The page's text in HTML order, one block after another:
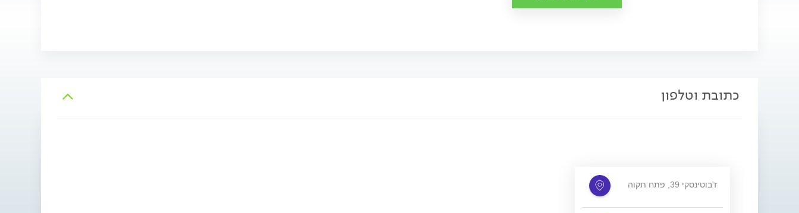
כתובת וטלפון
ז'בוטינסקי 39, פתח תקוה